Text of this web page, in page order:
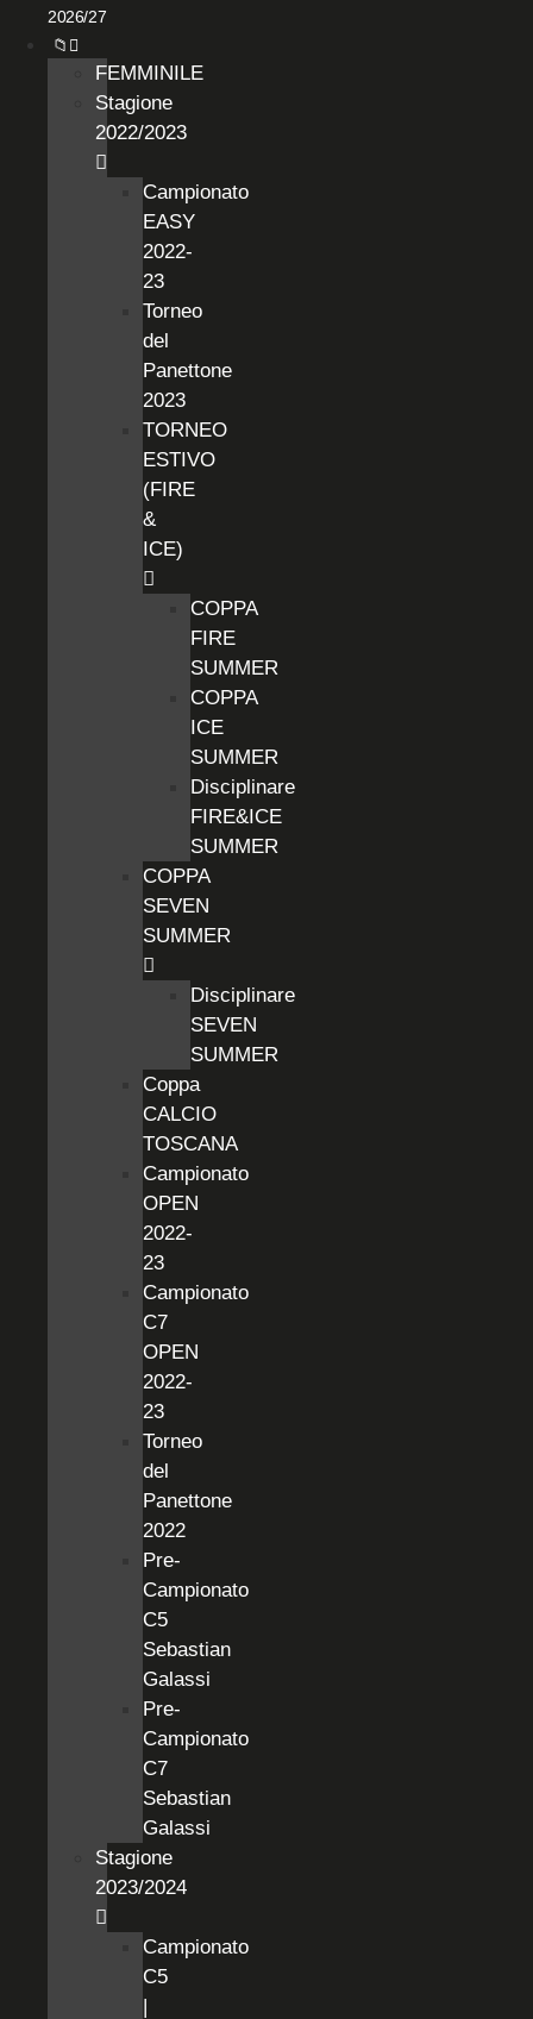
2026/27
📁
FEMMINILE
Stagione
2022/2023
Campionato
EASY
2022-
23
Torneo
del
Panettone
2023
TORNEO
ESTIVO
(FIRE
&
ICE)
COPPA
FIRE
SUMMER
COPPA
ICE
SUMMER
Disciplinare
FIRE&ICE
SUMMER
COPPA
SEVEN
SUMMER
Disciplinare
SEVEN
SUMMER
Coppa
CALCIO
TOSCANA
Campionato
OPEN
2022-
23
Campionato
C7
OPEN
2022-
23
Torneo
del
Panettone
2022
Pre-
Campionato
C5
Sebastian
Galassi
Pre-
Campionato
C7
Sebastian
Galassi
Stagione
2023/2024
Campionato
C5
|